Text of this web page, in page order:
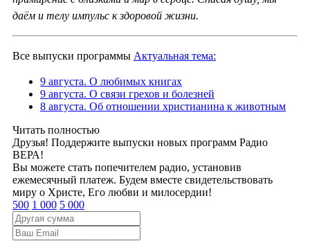
даём и телу импульс к здоровой жизни.
Все выпуски программы Актуальная тема:
9 августа. О любимых книгах
9 августа. О связи грехов и болезней
8 августа. Об отношении христианина к животным
Читать полностью
Друзья! Поддержите выпуски новых программ Радио
ВЕРА!
Вы можете стать попечителем радио, установив
ежемесячный платеж. Будем вместе свидетельствовать
миру о Христе, Его любви и милосердии!
500 1 000 5 000